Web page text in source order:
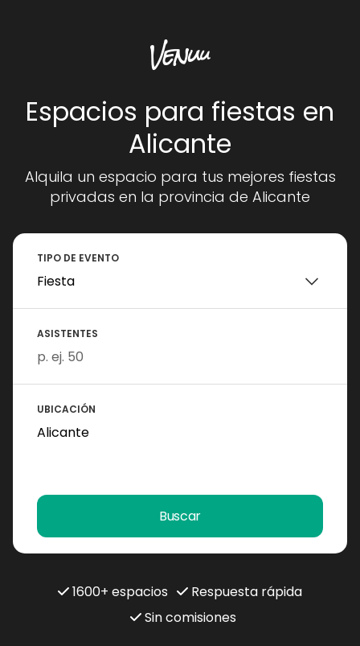
Espacios para fiestas en
Alicante
Alquila un espacio para tus mejores fiestas
privadas en la provincia de Alicante
TIPO DE EVENTO
ASISTENTES
UBICACIÓN
Buscar
1600+ espacios
Respuesta rápida
Sin comisiones